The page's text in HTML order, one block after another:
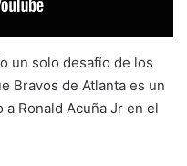
un solo desafío de los
Bravos de Atlanta es un
Ronald Acuña Jr en el